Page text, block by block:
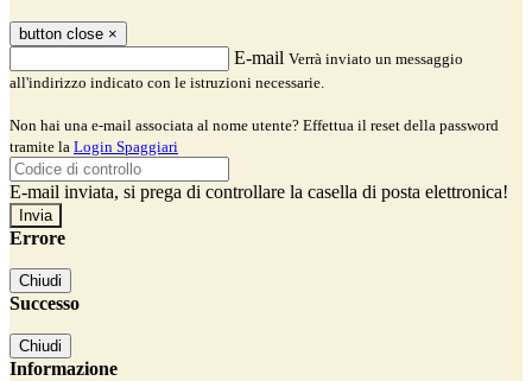
button close ×
E-mail Verrà inviato un messaggio
all'indirizzo indicato con le istruzioni necessarie.
Non hai una e-mail associata al nome utente? Effettua il reset della password
tramite la Login Spaggiari
E-mail inviata, si prega di controllare la casella di posta elettronica!
Errore
Chiudi
Successo
Chiudi
Informazione